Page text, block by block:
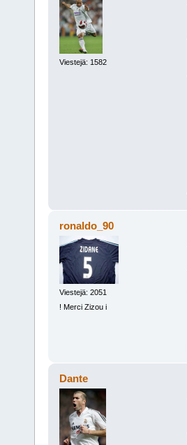
Viestejä: 1582
ronaldo_90
Viestejä: 2051
! Merci Zizou i
Dante